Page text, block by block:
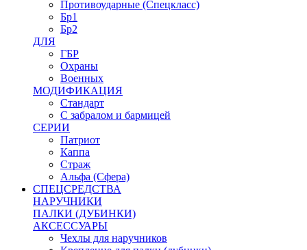
Противоударные (Спецкласс)
Бр1
Бр2
ДЛЯ
ГБР
Охраны
Военных
МОДИФИКАЦИЯ
Стандарт
С забралом и бармицей
СЕРИИ
Патриот
Каппа
Страж
Альфа (Сфера)
СПЕЦСРЕДСТВА
НАРУЧНИКИ
ПАЛКИ (ДУБИНКИ)
АКСЕССУАРЫ
Чехлы для наручников